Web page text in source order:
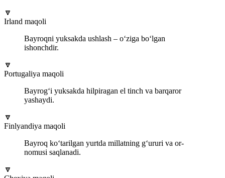
🔽
Irland maqoli
Bayroqni yuksakda ushlash – o‘ziga bo‘lgan
ishonchdir.
🔽
Portugaliya maqoli
Bayrog‘i yuksakda hilpiragan el tinch va barqaror
yashaydi.
🔽
Finlyandiya maqoli
Bayroq ko‘tarilgan yurtda millatning g‘ururi va or-
nomusi saqlanadi.
🔽